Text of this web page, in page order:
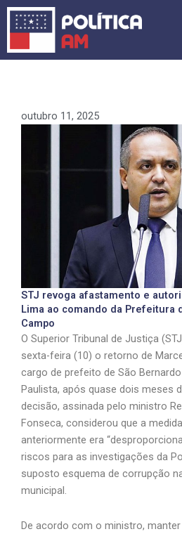
para
conteúdo
outubro 11, 2025
STJ revoga afastamento e
Lima ao comando da Prefeitura
Campo
O Superior Tribunal de Justiça
sexta-feira (10) o retorno de
cargo de prefeito de São
Paulista, após quase dois meses
decisão, assinada pelo ministro
Fonseca, considerou que a
anteriormente era
riscos para as investigações da
suposto esquema de corrupção
municipal.
De acordo com o ministro,